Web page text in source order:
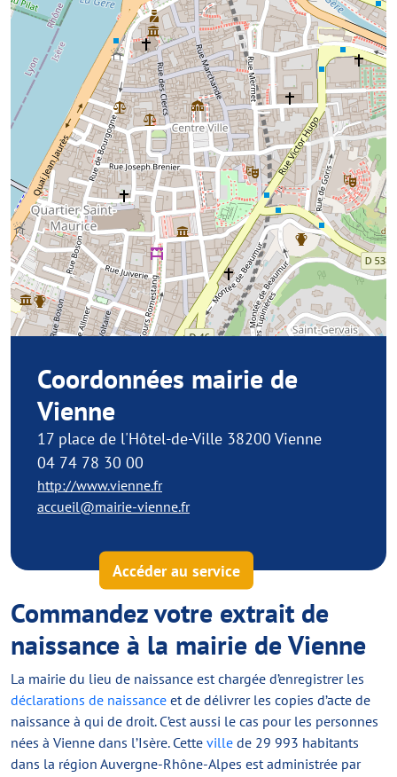
Coordonnées mairie de
Vienne
17 place de l'Hôtel-de-Ville 38200 Vienne
04 74 78 30 00
http://www.vienne.fr
accueil@mairie-vienne.fr
Accéder au service
Commandez votre extrait de
naissance à la mairie de Vienne
La mairie du lieu de naissance est chargée d’enregistrer les
déclarations de naissance et de délivrer les copies d’acte de
naissance à qui de droit. C’est aussi le cas pour les personnes
nées à Vienne dans l’Isère. Cette ville de 29 993 habitants
dans la région Auvergne-Rhône-Alpes est administrée par